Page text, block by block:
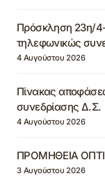
Πρόσκληση 23η/
τηλεφωνικώς
4 Αυγούστου 2026
Πίνακας
συνεδρίασης Δ.Σ.
4 Αυγούστου 2026
ΠΡΟΜΗΘΕΙΑ
3 Αυγούστου 2026